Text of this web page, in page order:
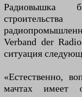
Радиовышка
Verband der
ситуация
«Естественно,
мачтах имеет